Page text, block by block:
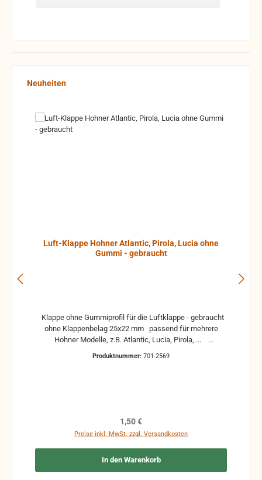
Produktgalerie überspringen
Neuheiten
Luft-Klappe Hohner Atlantic, Pirola, Lucia ohne
Gummi - gebraucht
ohne Klappenbelag 25x22 mm passend für mehrere
Hohner Modelle, z.B. Atlantic, Lucia, Pirola, ...
Funktion nicht mehr gewährleistet werden und die
Produktnummer: 701-2569
Regulärer Preis:
1,50 €
Preise inkl. MwSt. zzgl. Versandkosten
In den Warenkorb